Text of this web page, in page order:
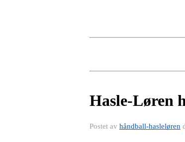
Hasle-Løren
Postet av håndball-hasleløren